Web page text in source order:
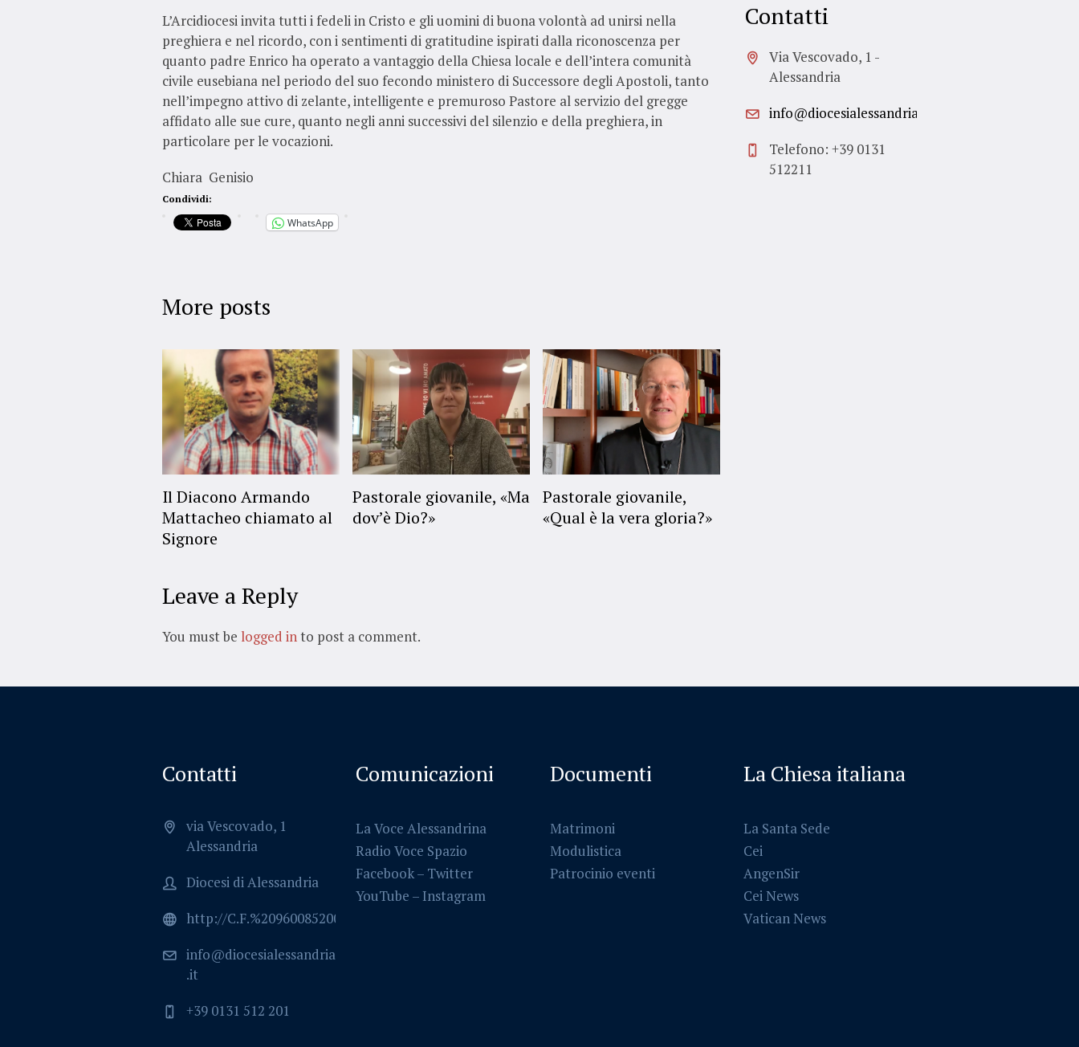
L’Arcidiocesi invita tutti i fedeli in Cristo e gli uomini di buona volontà ad unirsi nella
preghiera e nel ricordo, con i sentimenti di gratitudine ispirati dalla riconoscenza per
quanto padre Enrico ha operato a vantaggio della Chiesa locale e dell’intera comunità
civile eusebiana nel periodo del suo fecondo ministero di Successore degli Apostoli, tanto
nell’impegno attivo di zelante, intelligente e premuroso Pastore al servizio del gregge
affidato alle sue cure, quanto negli anni successivi del silenzio e della preghiera, in
particolare per le vocazioni.
Chiara Genisio
Condividi:
WhatsApp
More posts
Il Diacono Armando
Mattacheo chiamato al
Signore
Pastorale giovanile, «Ma
dov’è Dio?»
Pastorale giovanile,
«Qual è la vera gloria?»
Leave a Reply
You must be logged into post a comment.
Contatti
Via Vescovado, 1 -
Alessandria
info@diocesialessandria.it
Telefono: +39 0131
512211
Contatti
via Vescovado, 1
Alessandria
Diocesi di Alessandria
http://C.F.%2096008520064
info@diocesialessandria
.it
+39 0131 512 201
Comunicazioni
La Voce Alessandrina
Radio Voce Spazio
Facebook– Twitter
YouTube – Instagram
Documenti
Matrimoni
Modulistica
Patrocinio eventi
La Chiesa italiana
La Santa Sede
Cei
AngenSir
Cei News
Vatican News